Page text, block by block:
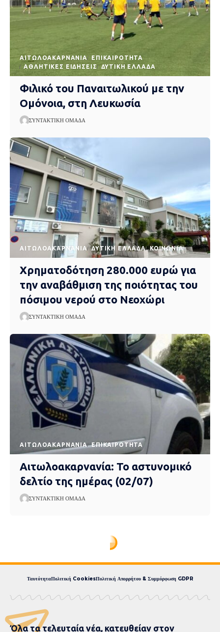
AΙΤΩΛΟΑΚΑΡΝΑΝΊΑ
EΠΙΚΑΙΡΌΤΗΤΑ
ΑΘΛΗΤΙΚΈΣ ΕΙΔΉΣΕΙΣ
ΔΥΤΙΚΉ ΕΛΛΆΔΑ
Φιλικό του Παναιτωλικού με την
Ομόνοια, στη Λευκωσία
ΣΥΝΤΑΚΤΙΚΉ ΟΜΆΔΑ
AΙΤΩΛΟΑΚΑΡΝΑΝΊΑ ΔΥΤΙΚΉ ΕΛΛΆΔΑ ΚΟΙΝΩΝΊΑ
Χρηματοδότηση 280.000 ευρώ για
την αναβάθμιση της ποιότητας του
πόσιμου νερού στο Νεοχώρι
ΣΥΝΤΑΚΤΙΚΉ ΟΜΆΔΑ
AΙΤΩΛΟΑΚΑΡΝΑΝΊΑ EΠΙΚΑΙΡΌΤΗΤΑ
Αιτωλοακαρνανία: Το αστυνομικό
δελτίο της ημέρας (02/07)
ΣΥΝΤΑΚΤΙΚΉ ΟΜΆΔΑ
ΤαυτότηταΠολιτική CookiesΠολιτική Απορρήτου & Συμμόρφωση GDPR
Όλα τα τελευταία νέα, κατευθείαν στον